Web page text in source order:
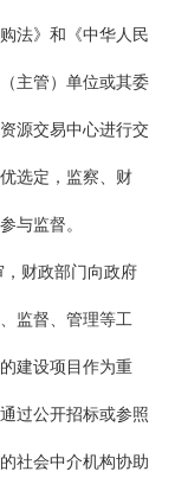
法》和《中华人民
主管）单位或其委
源交易中心进行交
选定，监察、财
与监督。
财政部门向政府
监督、管理等工
建设项目作为重
过公开招标或参照
社会中介机构协助